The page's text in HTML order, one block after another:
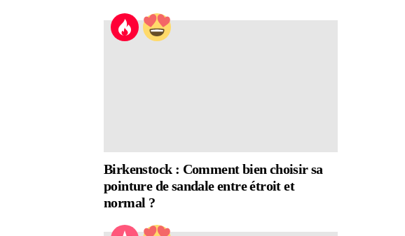
Birkenstock : Comment bien choisir sa
pointure de sandale entre étroit et
normal ?